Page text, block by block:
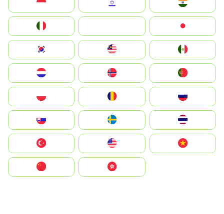
South Korea
United States
中國香港特別行政區